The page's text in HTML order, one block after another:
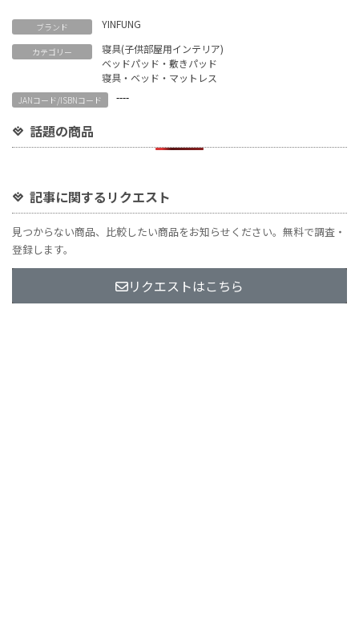
ブランド YINFUNG
カテゴリー
寝具(子供部屋用インテリア)
ベッドパッド・敷きパッド
寝具・ベッド・マットレス
JANコード/ISBNコード ----
話題の商品
記事に関するリクエスト
見つからない商品、比較したい商品をお知らせください。無料で調査・
登録します。
リクエストはこちら